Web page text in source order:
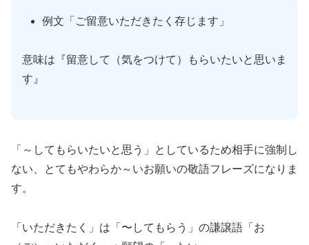
例文「ご留意いただきたく存じます」
意味は『留意して（気をつけて）もらいたいと思いま
す』
「～してもらいたいと思う」としているため相手に強制し
ない、とてもやわらか～いお願いの敬語フレーズになりま
す。
「いただきたく」は「〜してもらう」の謙譲語「お